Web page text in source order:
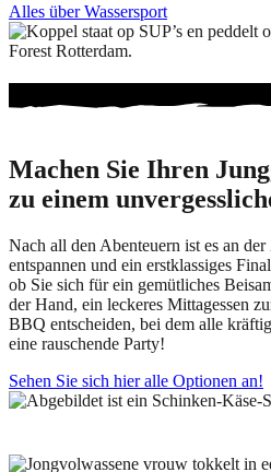
Alles über Wassersport
Machen Sie Ihren
zu einem
Nach all den Abenteuern ist es an
entspannen und ein erstklassiges
ob Sie sich für ein gemütliches
der Hand, ein leckeres Mittagessen
BBQ entscheiden, bei dem alle
eine rauschende Party!
Sehen Sie sich hier alle Optionen an!